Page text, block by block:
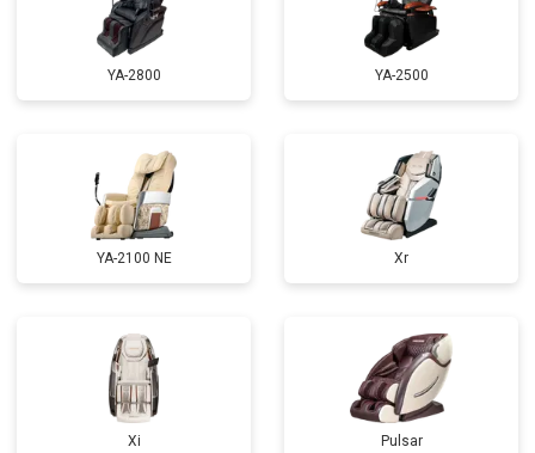
Замена сетевого трансформатора от 4500 ₽ Заказать
Ремонт микро-лифта от 5500 ₽
YA-2800 YA-2500
YA-2100 NE Xr
Xi Pulsar